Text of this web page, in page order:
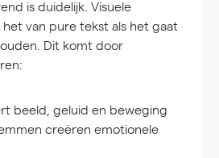
is duidelijk. Visuele
van pure tekst als het gaat
Dit komt door
beeld, geluid en beweging
creëren emotionele